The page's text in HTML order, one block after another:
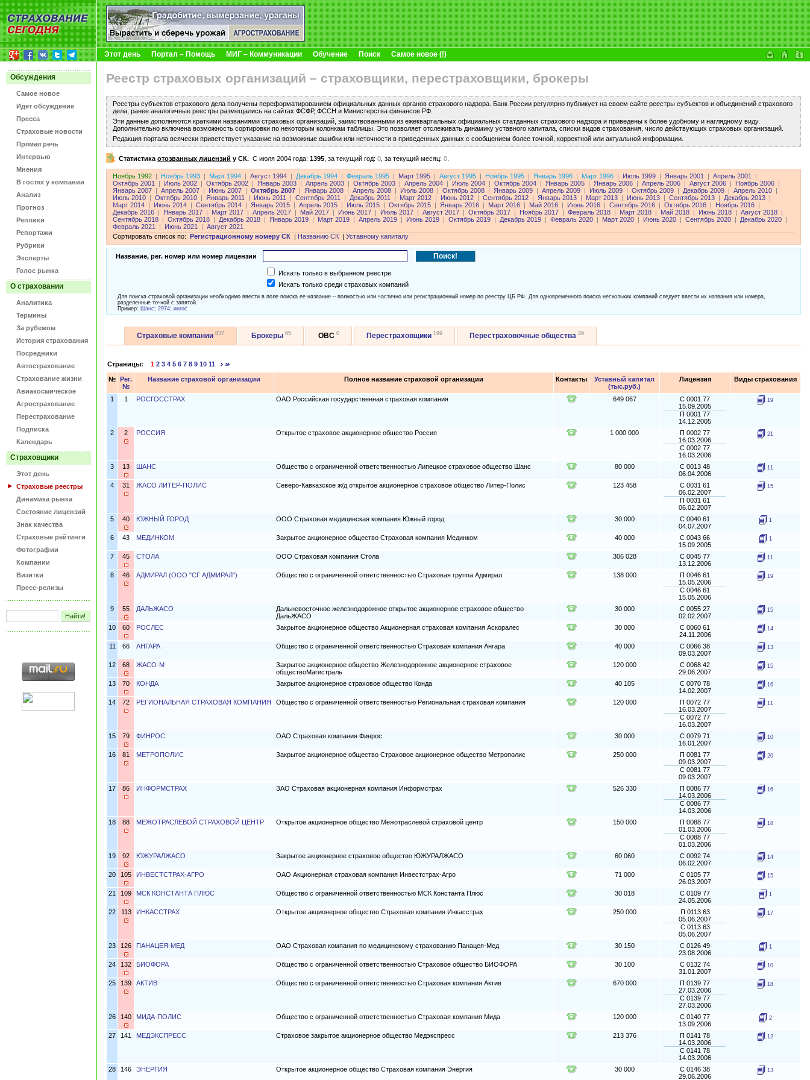
Этот день Портал – Помощь МИГ – Коммуникации Обучение Поиск Самое новое (!)
Обсуждения
Самое новое
Идет обсуждение
Пресса
Страховые новости
Прямая речь
Интервью
Мнения
В гостях у компании
Анализ
Прогноз
Реплики
Репортажи
Рубрики
Эксперты
Голос рынка
О страховании
Аналитика
Термины
За рубежом
История страхования
Посредники
Автострахование
Страхование жизни
Авиакосмическое
Агрострахование
Перестрахование
Подписка
Календарь
Страховщики
Этот день
Страховые реестры
Динамика рынка
Состояние лицензий
Знак качества
Страховые рейтинги
Фотографии
Компании
Визитки
Пресс-релизы
Реестр страховых организаций – страховщики, перестраховщики, брокеры
Реестры субъектов страхового дела получены переформатированием официальных данных органов страхового надзора. Банк России регулярно публикует на своем сайте реестры субъектов и объединений страхового
дела, ранее аналогичные реестры размещались на сайтах ФСФР, ФССН и Министерства финансов РФ.
Эти данные дополняются краткими названиями страховых организаций, заимствованными из ежеквартальных официальных статданных страхового надзора и приведены к более удобному и наглядному виду.
Дополнительно включена возможность сортировки по некоторым колонкам таблицы. Это позволяет отслеживать динамику уставного капитала, списки видов страхования, число действующих страховых организаций.
Редакция портала всячески приветствует указание на возможные ошибки или неточности в приведенных данных с сообщением более точной, корректной или актуальной информации.
Статистика отозванных лицензий у СК. C июля 2004 года: 1395 за текущий год: 0 за текущий месяц: 0
Ноябрь 1992 Ноябрь 1993 Март 1994 Август 1994 Декабрь 1994 Февраль 1995 Март 1995 Август 1995 Ноябрь 1995 Январь 1996 Март 1996 Июль 1999 Январь 2001 Апрель 2001
Октябрь 2001
Июль 2002 Октябрь 2002 Январь 2003 Апрель 2003 Октябрь 2003 Апрель 2004 Июль 2004 Октябрь 2004 Январь 2005 Январь 2006 Апрель 2006 Август 2006 Ноябрь 2006
Январь 2007
Апрель 2007 Июнь 2007 Октябрь 2007 Январь 2008 Апрель 2008 Июль 2008 Октябрь 2008 Январь 2009 Апрель 2009 Июль 2009 Октябрь 2009 Декабрь 2009 Апрель 2010
Июль 2010
Октябрь 2010 Январь 2011 Июнь 2011 Сентябрь 2011 Декабрь 2011 Март 2012 Июнь 2012 Сентябрь 2012 Январь 2013 Март 2013 Июнь 2013 Сентябрь 2013 Декабрь 2013
Март 2014
Июнь 2014 Сентябрь 2014 Январь 2015 Апрель 2015 Июль 2015 Октябрь 2015 Январь 2016 Март 2016 Май 2016 Июнь 2016 Сентябрь 2016 Октябрь 2016 Ноябрь 2016
Декабрь 2016
Январь 2017 Март 2017 Апрель 2017 Май 2017 Июнь 2017 Июль 2017 Август 2017 Октябрь 2017 Ноябрь 2017 Февраль 2018 Март 2018 Май 2018 Июнь 2018 Август 2018
Сентябрь 2018
Октябрь 2018 Декабрь 2018 Январь 2019 Март 2019 Апрель 2019 Июнь 2019 Октябрь 2019 Декабрь 2019 Февраль 2020 Март 2020 Июнь 2020 Сентябрь 2020 Декабрь 2020
Февраль 2021
Июнь 2021
Август 2021
Сортировать список по:
Регистрационному номеру СК Названию СК Уставному капиталу
Название, рег. номер или номер лицензии
Искать только в выбранном реестре
Искать только среди страховых компаний
Для поиска страховой организации необходимо ввести в поле поиска ее название – полностью или частично или регистрационный номер по реестру ЦБ РФ. Для одновременного поиска нескольких компаний следует ввести их названия или номера,
разделенные точкой с запятой.
Пример: Шанс; 2974; ингос
Страховые компании 837 Брокеры 65 ОВС 0 Перестраховщики 199 Перестраховочные общества 29
Страницы: 1 2 3 4 5 6 7 8 9 10 11
№
Рег.
№
Название страховой организации Полное название страховой организации Контакты
Уставный капитал
(тыс.руб.)
Лицензия Виды страхования
1 1 РОСГОССТРАХ ОАО Российская государственная страховая компания 649 067
С 0001 77
15.09.2005
П 0001 77
14.12.2005
19
2 2 РОССИЯ Открытое страховое акционерное общество Россия 1 000 000
П 0002 77
16.03.2006
С 0002 77
16.03.2006
21
3 13 ШАНС Общество с ограниченной ответственностью Липецкое страховое общество Шанс 80 000
С 0013 48
06.04.2006
11
4 31 ЖАСО ЛИТЕР-ПОЛИС Северо-Кавказское ж/д открытое акционерное страховое общество Литер-Полис 123 458
С 0031 61
06.02.2007
П 0031 61
06.02.2007
15
5 40 ЮЖНЫЙ ГОРОД ООО Страховая медицинская компания Южный город 30 000
С 0040 61
04.07.2007
1
6 43 МЕДИНКОМ Закрытое акционерное общество Страховая компания Мединком 40 000
С 0043 66
15.09.2005
1
7 45 СТОЛА ООО Страховая компания Стола 306 028
С 0045 77
13.12.2006
11
8 46 АДМИРАЛ (ООО "СГ АДМИРАЛ") Общество с ограниченной ответственностью Страховая группа Адмирал 138 000
П 0046 61
15.05.2006
С 0046 61
15.05.2006
19
9 55 ДАЛЬЖАСО
Дальневосточное железнодорожное открытое акционерное страховое общество
ДальЖАСО
30 000
С 0055 27
02.02.2007
15
10 60 РОСЛЕС Закрытое акционерное общество Акционерная страховая компания Аскоралес 30 000
С 0060 61
24.11.2006
14
11 66 АНГАРА Общество с ограниченной ответственностью Страховая компания Ангара 40 000
С 0066 38
09.03.2007
13
12 68 ЖАСО-М
Закрытое акционерное общество Железнодорожное акционерное страховое
обществоМагистраль
120 000
С 0068 42
29.06.2007
15
13 70 КОНДА Закрытое акционерное страховое общество Конда 40 105
С 0070 78
14.02.2007
16
14 72 РЕГИОНАЛЬНАЯ СТРАХОВАЯ КОМПАНИЯ Общество с ограниченной ответственностью Региональная страховая компания 120 000
П 0072 77
16.03.2007
С 0072 77
16.03.2007
11
15 79 ФИНРОС ОАО Страховая компания Финрос 30 000
С 0079 71
16.01.2007
10
16 81 МЕТРОПОЛИС Закрытое акционерное общество Страховое акционерное общество Метрополис 250 000
П 0081 77
09.03.2007
С 0081 77
09.03.2007
20
17 86 ИНФОРМСТРАХ ЗАО Страховая акционерная компания Информстрах 526 330
П 0086 77
14.03.2006
С 0086 77
14.03.2006
16
18 88 МЕЖОТРАСЛЕВОЙ СТРАХОВОЙ ЦЕНТР Открытое акционерное общество Межотраслевой страховой центр 150 000
П 0088 77
01.03.2006
С 0088 77
01.03.2006
18
19 92 ЮЖУРАЛЖАСО Закрытое акционерное страховое общество ЮЖУРАЛЖАСО 60 060
С 0092 74
06.02.2007
14
20 105 ИНВЕСТСТРАХ-АГРО ОАО Акционерная страховая компания Инвестстрах-Агро 71 000
С 0105 77
26.03.2007
15
21 109 МСК КОНСТАНТА ПЛЮС Общество с ограниченной ответственностью МСК Константа Плюс 30 018
С 0109 77
24.05.2006
1
22 113 ИНКАССТРАХ Открытое акционерное общество Страховая компания Инкасстрах 250 000
П 0113 63
05.06.2007
С 0113 63
05.06.2007
17
23 126 ПАНАЦЕЯ-МЕД ОАО Страховая компания по медицинскому страхованию Панацея-Мед 30 150
С 0126 49
23.08.2006
1
24 132 БИОФОРА Общество с ограниченной ответственностью Страховое общество БИОФОРА 30 100
С 0132 74
31.01.2007
10
25 139 АКТИВ Общество с ограниченной ответственностью Страховая компания Актив 670 000
П 0139 77
27.03.2006
С 0139 77
27.03.2006
18
26 140 МИДА-ПОЛИС Общество с ограниченной ответственностью Страховая компания Мида 120 000
С 0140 77
13.09.2006
2
27 141 МЕДЭКСПРЕСС Страховое закрытое акционерное общество Медэкспресс 213 376
П 0141 78
14.03.2006
С 0141 78
14.03.2006
12
28 146 ЭНЕРГИЯ Открытое акционерное общество Страховая компания Энергия 30 000
С 0146 38
29.06.2006
13